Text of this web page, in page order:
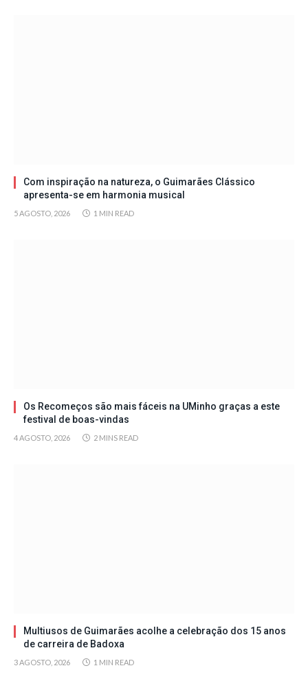
Com inspiração na natureza, o Guimarães Clássico
apresenta-se em harmonia musical
5 AGOSTO, 2026 1 MIN READ
Os Recomeços são mais fáceis na UMinho graças a este
festival de boas-vindas
4 AGOSTO, 2026 2 MINS READ
Multiusos de Guimarães acolhe a celebração dos 15 anos
de carreira de Badoxa
3 AGOSTO, 2026 1 MIN READ